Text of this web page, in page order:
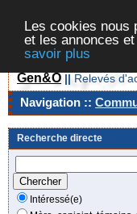
Les cookies nous
et les annonces
savoir plus
Gen&O || Relevés
Navigation ::
Recherche directe
Intéressé(e)